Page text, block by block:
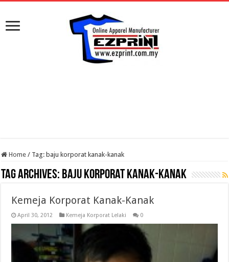
Home / Tag: baju korporat kanak-kanak
Tag Archives: baju korporat kanak-kanak
Kemeja Korporat Kanak-Kanak
April 30, 2012 Kemeja Korporat Lelaki 0